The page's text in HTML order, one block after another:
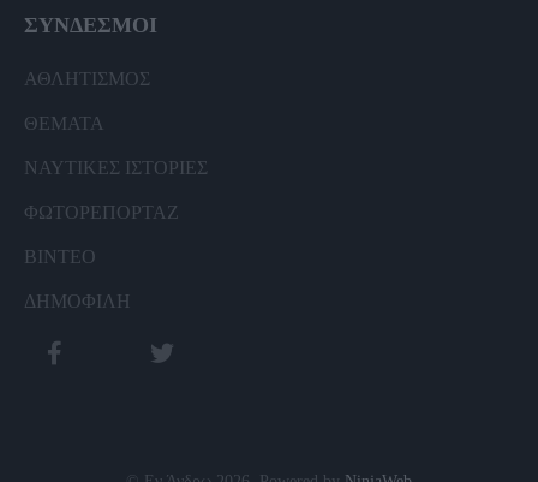
ΣΥΝΔΕΣΜΟΙ
ΑΘΛΗΤΙΣΜΟΣ
ΘΕΜΑΤΑ
ΝΑΥΤΙΚΕΣ ΙΣΤΟΡΙΕΣ
ΦΩΤΟΡΕΠΟΡΤΑΖ
ΒΙΝΤΕΟ
ΔΗΜΟΦΙΛΗ